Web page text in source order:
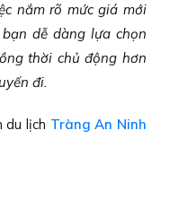
nắm rõ mức giá mới
dễ dàng lựa chọn
thời chủ động hơn
đi.
du lịch Tràng An Ninh